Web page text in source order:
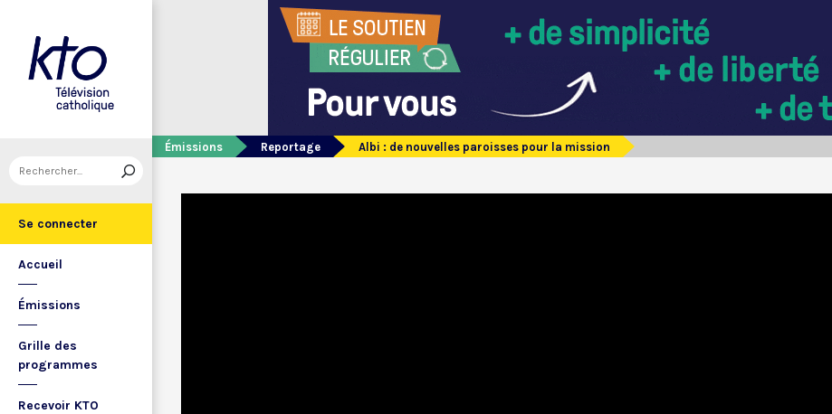
Se connecter
Accueil
Émissions
Grille des
programmes
Recevoir KTO
Émissions Reportage Albi : de nouvelles paroisses pour la mission